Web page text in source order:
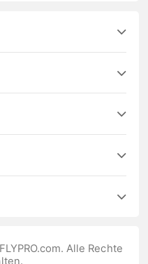
Alle Rechte